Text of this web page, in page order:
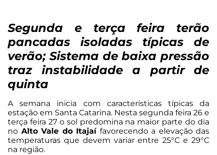
Segunda e terça feira terão
pancadas isoladas típicas de
verão; Sistema de baixa pressão
traz instabilidade a partir de
quinta
A semana inicia com características típicas da
estação em Santa Catarina. Nesta segunda feira 26 e
terça feira 27 o sol predomina na maior parte do dia
no Alto Vale do Itajaífavorecendo a elevação das
temperaturas que devem variar entre 25°C e 29°C
na região.